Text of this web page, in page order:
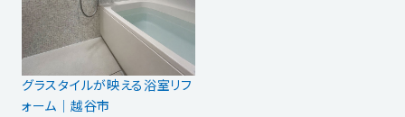
グラスタイルが映える浴室リフ
ォーム│越谷市